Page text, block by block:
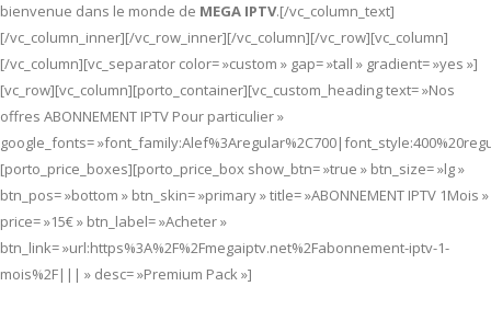
bienvenue dans le monde de MEGA IPTV.[/vc_column_text]
[/vc_column_inner][/vc_row_inner][/vc_column][/vc_row][vc_column]
[/vc_column][vc_separator color= »custom » gap= »tall » gradient= »yes »]
[vc_row][vc_column][porto_container][vc_custom_heading text= »Nos
offres ABONNEMENT IPTV Pour particulier »
google_fonts=
[porto_price_boxes][porto_price_box show_btn= »true » btn_size= »lg »
btn_pos= »bottom » btn_skin= »primary » title= »ABONNEMENT IPTV 1Mois »
price= »15€ » btn_label= »Acheter »
btn_link= »url:https%3A%2F%2Fmegaiptv.net%2Fabonnement-iptv-1-
mois%2F||| » desc= »Premium Pack »]